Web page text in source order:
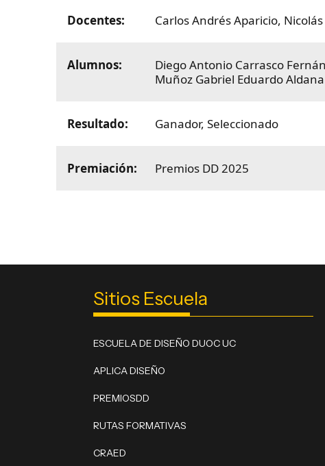
Docentes: Carlos Andrés Aparicio,
Alumnos: Diego Antonio Carrasco
Muñoz Gabriel Eduardo
Resultado: Ganador, Seleccionado
Premiación: Premios DD 2025
Sitios Escuela
ESCUELA DE DISEÑO DUOC UC
APLICA DISEÑO
PREMIOSDD
RUTAS FORMATIVAS
CRAED